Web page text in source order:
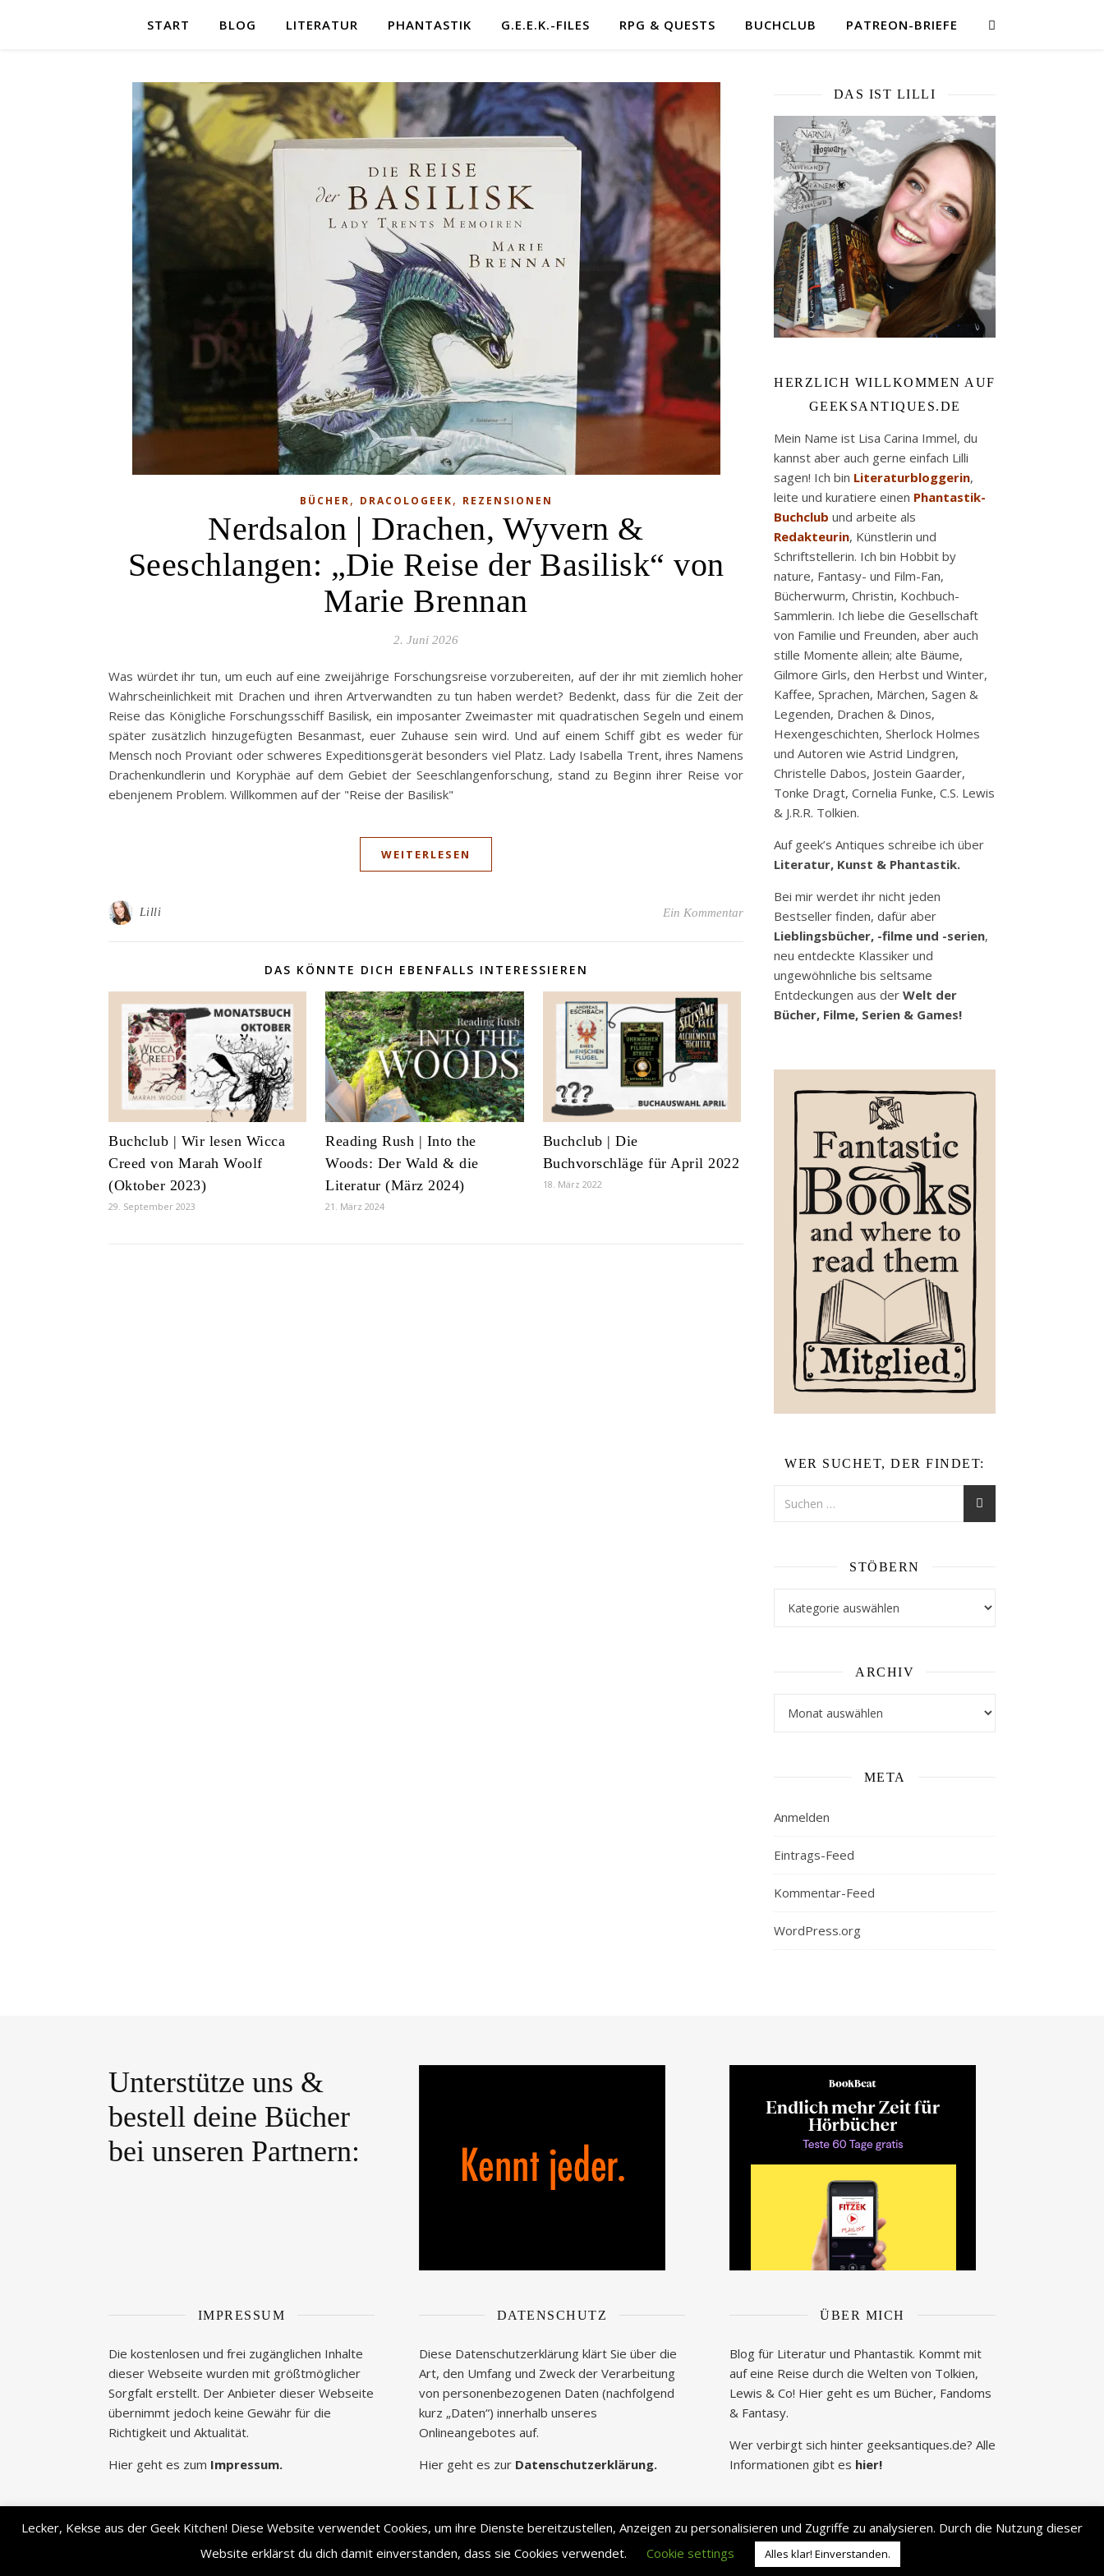
START BLOG LITERATUR PHANTASTIK G.E.E.K.-FILES RPG & QUESTS BUCHCLUB PATREON-BRIEFE
BÜCHER, DRACOLOGEEK, REZENSIONEN
Nerdsalon | Drachen, Wyvern &
Seeschlangen: „Die Reise der Basilisk“ von
Marie Brennan
2. Juni 2026
Was würdet ihr tun, um euch auf eine zweijährige Forschungsreise vorzubereiten, auf der ihr mit ziemlich hoher
Wahrscheinlichkeit mit Drachen und ihren Artverwandten zu tun haben werdet? Bedenkt, dass für die Zeit der
Reise das Königliche Forschungsschiff Basilisk, ein imposanter Zweimaster mit quadratischen Segeln und einem
später zusätzlich hinzugefügten Besanmast, euer Zuhause sein wird. Und auf einem Schiff gibt es weder für
Mensch noch Proviant oder schweres Expeditionsgerät besonders viel Platz. Lady Isabella Trent, ihres Namens
Drachenkundlerin und Koryphäe auf dem Gebiet der Seeschlangenforschung, stand zu Beginn ihrer Reise vor
ebenjenem Problem. Willkommen auf der "Reise der Basilisk"
WEITERLESEN
Lilli Ein Kommentar
DAS KÖNNTE DICH EBENFALLS INTERESSIEREN
Buchclub | Wir lesen Wicca
Creed von Marah Woolf
(Oktober 2023)
29. September 2023
Reading Rush | Into the
Woods: Der Wald & die
Literatur (März 2024)
21. März 2024
Buchclub | Die
Buchvorschläge für April 2022
18. März 2022
DAS IST LILLI
HERZLICH WILLKOMMEN AUF
GEEKSANTIQUES.DE
Mein Name ist Lisa Carina Immel, du
kannst aber auch gerne einfach Lilli
sagen! Ich bin Literaturbloggerin,
leite und kuratiere einen Phantastik-
Buchclub und arbeite als
Redakteurin, Künstlerin und
Schriftstellerin. Ich bin Hobbit by
nature, Fantasy- und Film-Fan,
Bücherwurm, Christin, Kochbuch-
Sammlerin. Ich liebe die Gesellschaft
von Familie und Freunden, aber auch
stille Momente allein; alte Bäume,
Gilmore Girls, den Herbst und Winter,
Kaffee, Sprachen, Märchen, Sagen &
Legenden, Drachen & Dinos,
Hexengeschichten, Sherlock Holmes
und Autoren wie Astrid Lindgren,
Christelle Dabos, Jostein Gaarder,
Tonke Dragt, Cornelia Funke, C.S. Lewis
& J.R.R. Tolkien.
Auf geek’s Antiques schreibe ich über
Literatur, Kunst & Phantastik.
Bei mir werdet ihr nicht jeden
Bestseller finden, dafür aber
Lieblingsbücher, -filme und -serien,
neu entdeckte Klassiker und
ungewöhnliche bis seltsame
Entdeckungen aus der Welt der
Bücher, Filme, Serien & Games!
WER SUCHET, DER FINDET:
STÖBERN
ARCHIV
META
Anmelden
Eintrags-Feed
Kommentar-Feed
WordPress.org
Unterstütze uns &
bestell deine Bücher
bei unseren Partnern:
IMPRESSUM
Die kostenlosen und frei zugänglichen Inhalte
dieser Webseite wurden mit größtmöglicher
Sorgfalt erstellt. Der Anbieter dieser Webseite
übernimmt jedoch keine Gewähr für die
Richtigkeit und Aktualität.
Hier geht es zum Impressum.
DATENSCHUTZ
Diese Datenschutzerklärung klärt Sie über die
Art, den Umfang und Zweck der Verarbeitung
von personenbezogenen Daten (nachfolgend
kurz „Daten“) innerhalb unseres
Onlineangebotes auf.
Hier geht es zur Datenschutzerklärung.
ÜBER MICH
Blog für Literatur und Phantastik. Kommt mit
auf eine Reise durch die Welten von Tolkien,
Lewis & Co! Hier geht es um Bücher, Fandoms
& Fantasy.
Wer verbirgt sich hinter geeksantiques.de? Alle
Informationen gibt es hier!
2026 © geek's Antiques by Lisa Carina Immel
WP Royal.
Lecker, Kekse aus der Geek Kitchen! Diese Website verwendet Cookies, um ihre Dienste bereitzustellen, Anzeigen zu personalisieren und Zugriffe zu analysieren. Durch die Nutzung dieser
Website erklärst du dich damit einverstanden, dass sie Cookies verwendet.
Cookie settings Alles klar! Einverstanden.